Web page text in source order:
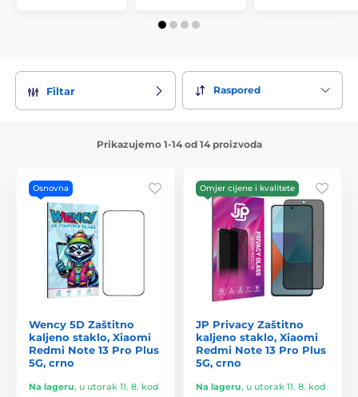
Filtar Raspored
Prikazujemo 1-14 od 14 proizvoda
Osnovna
Wency 5D Zaštitno
kaljeno staklo, Xiaomi
Redmi Note 13 Pro Plus
5G, crno
Na lageru, u utorak 11. 8. kod
Omjer cijene i kvalitete
JP Privacy Zaštitno
kaljeno staklo, Xiaomi
Redmi Note 13 Pro Plus
5G, crno
Na lageru, u utorak 11. 8. kod